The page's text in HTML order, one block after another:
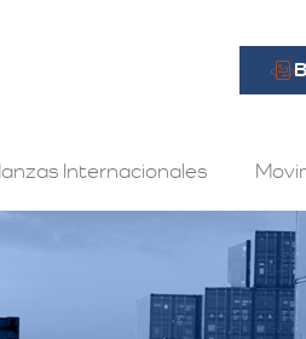
Internacionales